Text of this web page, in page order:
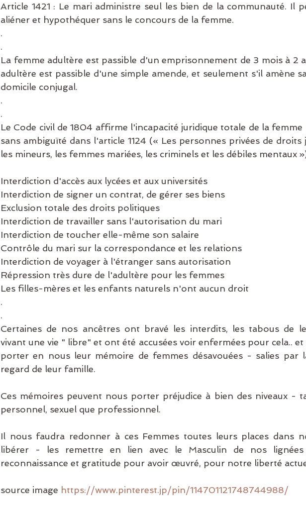
Article 1421 : Le mari administre seul les bien de la communauté. Il
aliéner et hypothéquer sans le concours de la femme.
.
.
La femme adultère est passible d'un emprisonnement de 3 mois à 2
adultère est passible d'une simple amende, et seulement s'il amène
domicile conjugal.
.
.
Le Code civil de 1804 affirme l'incapacité juridique totale de la femme
sans ambiguïté dans l'article 1124 (« Les personnes privées de droits
les mineurs, les femmes mariées, les criminels et les débiles mentaux
Interdiction d'accès aux lycées et aux universités
Interdiction de signer un contrat, de gérer ses biens
Exclusion totale des droits politiques
Interdiction de travailler sans l'autorisation du mari
Interdiction de toucher elle-même son salaire
Contrôle du mari sur la correspondance et les relations
Interdiction de voyager à l'étranger sans autorisation
Répression très dure de l'adultère pour les femmes
Les filles-mères et les enfants naturels n'ont aucun droit
.
.
Certaines de nos ancêtres ont bravé les interdits, les tabous de
vivant une vie " libre" et ont été accusées voir enfermées pour cela..
porter en nous leur mémoire de femmes désavouées - salies par
regard de leur famille.
Ces mémoires peuvent nous porter préjudice à bien des niveaux -
personnel, sexuel que professionnel.
Il nous faudra redonner à ces Femmes toutes leurs places dans
libérer - les remettre en lien avec le Masculin de nos
reconnaissance et gratitude pour avoir œuvré, pour notre liberté
source image https://www.pinterest.jp/pin/114701121748744988/